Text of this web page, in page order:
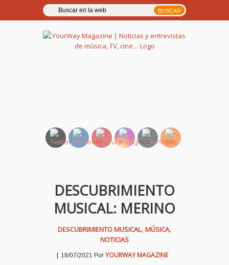
DESCUBRIMIENTO
MUSICAL: MERINO
DESCUBRIMIENTO MUSICAL, MÚSICA,
NOTICIAS
| 18/07/2021 Por YOURWAY MAGAZINE